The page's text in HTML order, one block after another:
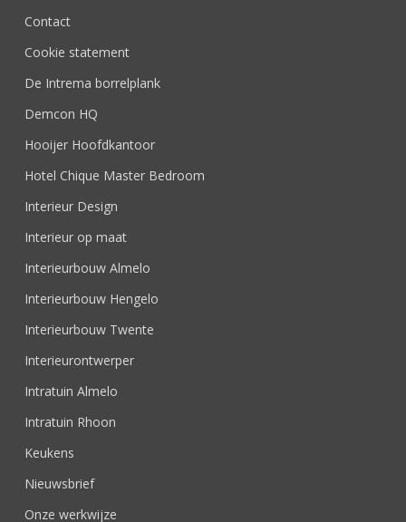
Contact
Cookie statement
De Intrema borrelplank
Demcon HQ
Hooijer Hoofdkantoor
Hotel Chique Master Bedroom
Interieur Design
Interieur op maat
Interieurbouw Almelo
Interieurbouw Hengelo
Interieurbouw Twente
Interieurontwerper
Intratuin Almelo
Intratuin Rhoon
Keukens
Nieuwsbrief
Onze werkwijze